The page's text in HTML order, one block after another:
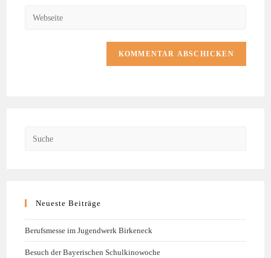
Neueste Beiträge
Berufsmesse im Jugendwerk Birkeneck
Besuch der Bayerischen Schulkinowoche